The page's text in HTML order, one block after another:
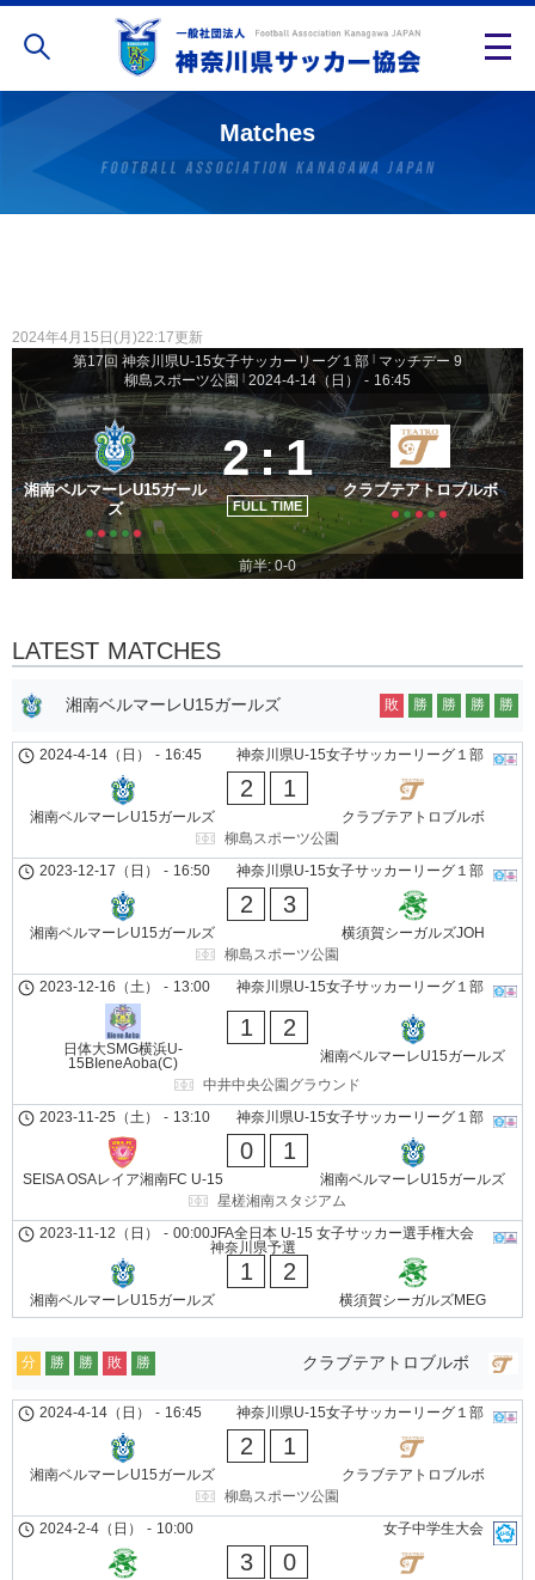
Matches
2024年4月15日(月)22:17更新
第17回 神奈川県U-15女子サッカーリーグ１部
マッチデー 9
柳島スポーツ公園
2024-4-14（日） - 16:45
湘南ベルマーレU15ガール
ズ
2:1
FULL TIME
クラブテアトロブルボ
前半: 0-0
LATEST MATCHES
湘南ベルマーレU15ガールズ 敗 勝 勝 勝 勝
神奈川県U-15女子サッカーリーグ１部
2024-4-14（日） - 16:45
湘南ベルマーレU15ガールズ
2 1
クラブテアトロブルボ
柳島スポーツ公園
神奈川県U-15女子サッカーリーグ１部
2023-12-17（日） - 16:50
湘南ベルマーレU15ガールズ
2 3
横須賀シーガルズJOH
柳島スポーツ公園
神奈川県U-15女子サッカーリーグ１部
2023-12-16（土） - 13:00
日体大SMG横浜U-
15BIeneAoba(C)
1 2
湘南ベルマーレU15ガールズ
中井中央公園グラウンド
神奈川県U-15女子サッカーリーグ１部
2023-11-25（土） - 13:10
SEISA OSAレイア湘南FC U-15
0 1
湘南ベルマーレU15ガールズ
星槎湘南スタジアム
JFA全日本 U-15 女子サッカー選手権大会
神奈川県予選
2023-11-12（日） - 00:00
湘南ベルマーレU15ガールズ
1 2
横須賀シーガルズMEG
クラブテアトロブルボ
分 勝 勝 敗 勝
神奈川県U-15女子サッカーリーグ１部
2024-4-14（日） - 16:45
湘南ベルマーレU15ガールズ
2 1
クラブテアトロブルボ
柳島スポーツ公園
女子中学生大会
2024-2-4（日） - 10:00
3 0